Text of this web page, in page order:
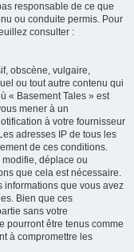
responsable de ce que
ou conduite permis. Pour
consulter :
obscène, vulgaire,
ou tout autre contenu qui
« Basement Tales » est
mener à un
à votre fournisseur
adresses IP de tous les
de ces conditions.
déplace ou
que cela est nécessaire.
informations que vous avez
Bien que ces
sans votre
pourront être tenus comme
à compromettre les